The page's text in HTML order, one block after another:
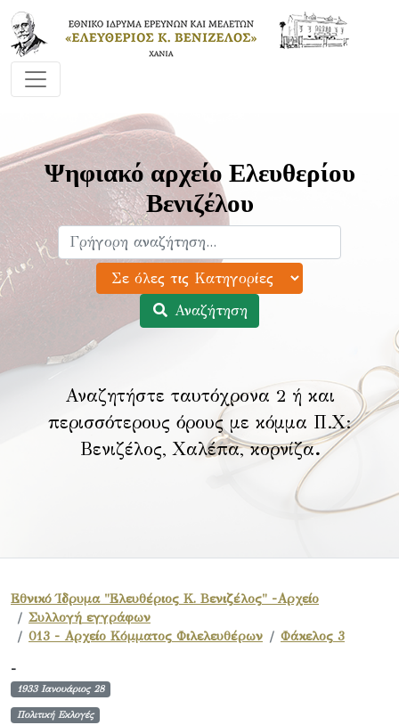
Ψηφιακό αρχείο Ελευθερίου
Βενιζέλου
Αναζήτηση
Αναζητήστε ταυτόχρονα 2 ή και
περισσότερους όρους με κόμμα Π.Χ:
Βενιζέλος, Χαλέπα, κορνίζα.
Εθνικό Ίδρυμα "Ελευθέριος Κ. Βενιζέλος" -Αρχείο
Συλλογή εγγράφων
013 - Αρχείο Κόμματος Φιλελευθέρων
Φάκελος 3
-
1933 Ιανουάριος 28
Πολιτική Εκλογές